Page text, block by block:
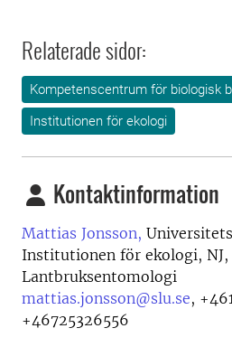
Relaterade sidor:
Kompetenscentrum för biologisk
Institutionen för ekologi
Kontaktinformation
Mattias Jonsson,
Institutionen för ekologi, NJ,
Lantbruksentomologi
mattias.jonsson@slu.se,
+46725326556